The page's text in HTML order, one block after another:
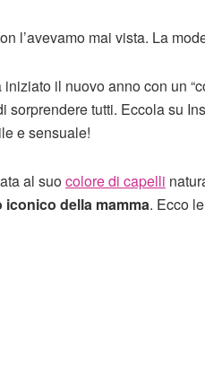
l’avevamo mai vista. La
iniziato il nuovo anno con un
sorprendere tutti. Eccola su
e sensuale!
al suocolore di capelli
iconico della mamma. Ecco